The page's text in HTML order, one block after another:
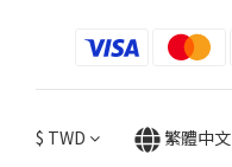
$ TWD 繁體中文